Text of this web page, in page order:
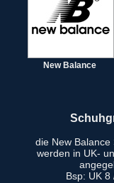
New Balance
die New Balance
werden in UK-
Bsp: UK 8